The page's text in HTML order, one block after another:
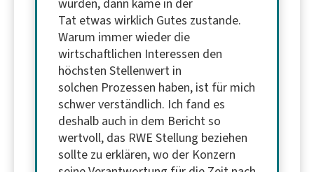
Tat etwas wirklich Gutes zustande.
Warum immer wieder die
wirtschaftlichen Interessen den
höchsten Stellenwert in
solchen Prozessen haben, ist für mich
schwer verständlich. Ich fand es
deshalb auch in dem Bericht so
wertvoll, das RWE Stellung beziehen
sollte zu erklären, wo der Konzern